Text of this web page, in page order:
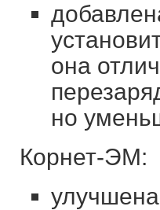
она
но
Корнет-ЭМ: